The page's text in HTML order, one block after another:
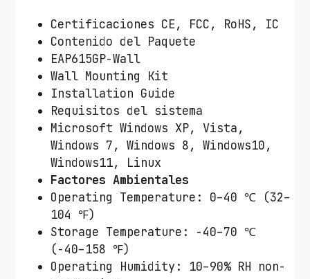
Certificaciones CE, FCC, RoHS, IC
Contenido del Paquete
EAP615GP-Wall
Wall Mounting Kit
Installation Guide
Requisitos del sistema
Microsoft Windows XP, Vista,
Windows 7, Windows 8, Windows10,
Windows11, Linux
Factores Ambientales
Operating Temperature: 0–40 ℃ (32–
104 ℉)
Storage Temperature: -40–70 ℃
(-40–158 ℉)
Operating Humidity: 10–90% RH non-